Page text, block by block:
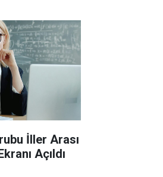
İller Arası
Açıldı